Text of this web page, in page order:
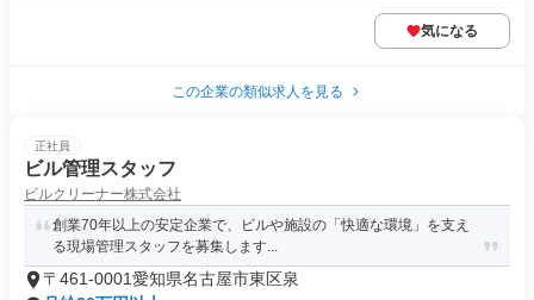
気になる
この企業の類似求人を見る
正社員
ビル管理スタッフ
ビルクリーナー株式会社
創業70年以上の安定企業で、ビルや施設の「快適な環境」を支え
る現場管理スタッフを募集します...
〒461-0001愛知県名古屋市東区泉